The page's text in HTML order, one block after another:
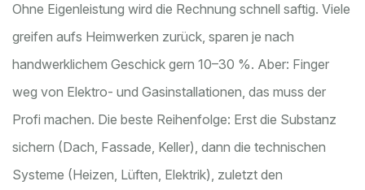
Ohne Eigenleistung wird die Rechnung schnell saftig. Viele
greifen aufs Heimwerken zurück, sparen je nach
handwerklichem Geschick gern 10–30 %. Aber: Finger
weg von Elektro- und Gasinstallationen, das muss der
Profi machen. Die beste Reihenfolge: Erst die Substanz
sichern (Dach, Fassade, Keller), dann die technischen
Systeme (Heizen, Lüften, Elektrik), zuletzt den